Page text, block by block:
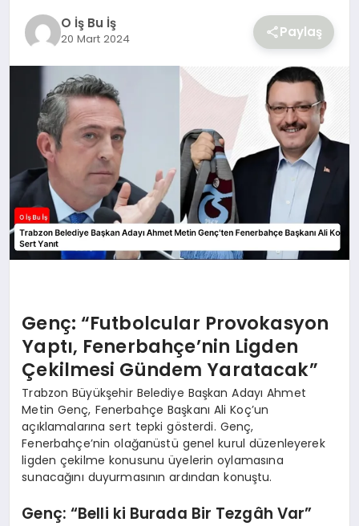
O İş Bu İş
20 Mart 2024 Paylaş
Genç: “Futbolcular Provokasyon
Yaptı, Fenerbahçe’nin Ligden
Çekilmesi Gündem Yaratacak”
Trabzon Büyükşehir Belediye Başkan Adayı Ahmet
Metin Genç, Fenerbahçe Başkanı Ali Koç’un
açıklamalarına sert tepki gösterdi. Genç,
Fenerbahçe’nin olağanüstü genel kurul düzenleyerek
ligden çekilme konusunu üyelerin oylamasına
sunacağını duyurmasının ardından konuştu.
Genç: “Belli ki Burada Bir Tezgâh Var”